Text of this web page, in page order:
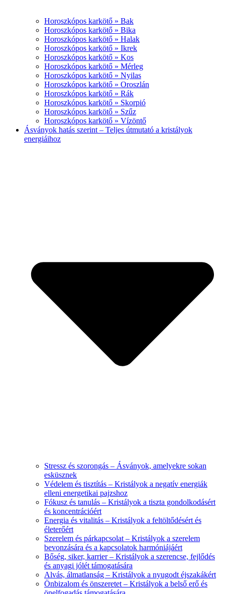
Horoszkópos karkötő » Bak
Horoszkópos karkötő » Bika
Horoszkópos karkötő » Halak
Horoszkópos karkötő » Ikrek
Horoszkópos karkötő » Kos
Horoszkópos karkötő » Mérleg
Horoszkópos karkötő » Nyilas
Horoszkópos karkötő » Oroszlán
Horoszkópos karkötő » Rák
Horoszkópos karkötő » Skorpió
Horoszkópos karkötő » Szűz
Horoszkópos karkötő » Vízöntő
Ásványok hatás szerint – Teljes útmutató a kristályok
energiáihoz
Stressz és szorongás – Ásványok, amelyekre sokan
esküsznek
Védelem és tisztítás – Kristályok a negatív energiák
elleni energetikai pajzshoz
Fókusz és tanulás – Kristályok a tiszta gondolkodásért
és koncentrációért
Energia és vitalitás – Kristályok a feltöltődésért és
életerőért
Szerelem és párkapcsolat – Kristályok a szerelem
bevonzására és a kapcsolatok harmóniájáért
Bőség, siker, karrier – Kristályok a szerencse, fejlődés
és anyagi jólét támogatására
Alvás, álmatlanság – Kristályok a nyugodt éjszakákért
Önbizalom és önszeretet – Kristályok a belső erő és